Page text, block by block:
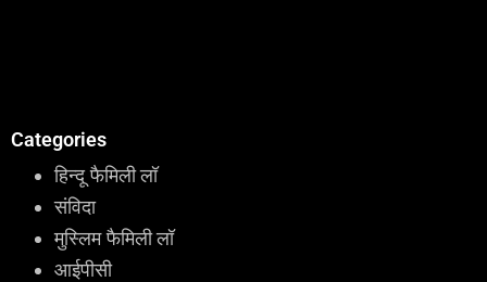
Categories
हिन्दू फैमिली लॉ
संविदा
मुस्लिम फैमिली लॉ
आईपीसी